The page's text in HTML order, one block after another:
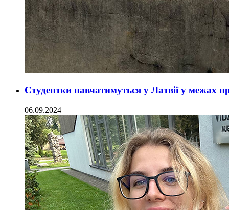
Студентки навчатимуться у Латвії у межах
06.09.2024